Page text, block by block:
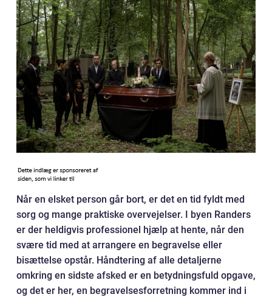
Når en elsket person går bort, er det en tid fyldt med
sorg og mange praktiske overvejelser. I byen Randers
er der heldigvis professionel hjælp at hente, når den
svære tid med at arrangere en begravelse eller
bisættelse opstår. Håndtering af alle detaljerne
omkring en sidste afsked er en betydningsfuld opgave,
og det er her, en begravelsesforretning kommer ind i